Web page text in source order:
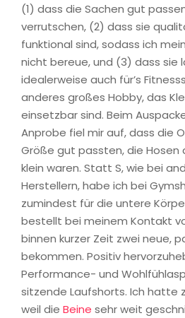
(1) dass die Sachen gut
verrutschen, (2) dass sie
funktional sind, sodass ich
nicht bereue, und (3) dass sie
idealerweise auch für’s
anderes großes Hobby, das
einsetzbar sind. Beim
Anprobe fiel mir auf, dass die
Größe gut passten, die Hosen
klein waren. Statt S, wie bei
Herstellern, habe ich bei
zumindest für die untere
bestellt bei meinem Kontakt
binnen kurzer Zeit zwei neue,
bekommen. Positiv
Performance- und
sitzende Laufshorts. Ich hatte
weil die Beine sehr weit